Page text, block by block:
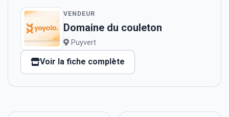
VENDEUR
Domaine du couleton
Puyvert
Voir la fiche complète